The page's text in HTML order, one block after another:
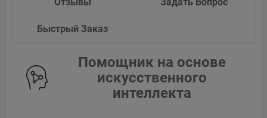
Быстрый Заказ
Помощник на основе
искусственного
интеллекта